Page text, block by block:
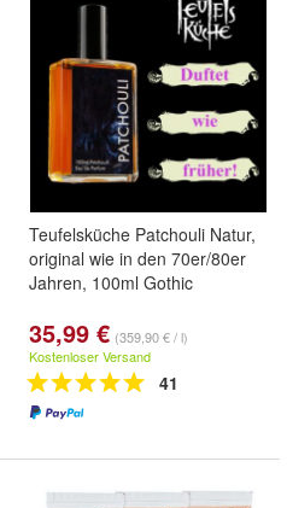
Teufelsküche Patchouli Natur,
original wie in den 70er/80er
Jahren, 100ml Gothic
35,99 € (359,90 € / l)
Kostenloser Versand
41